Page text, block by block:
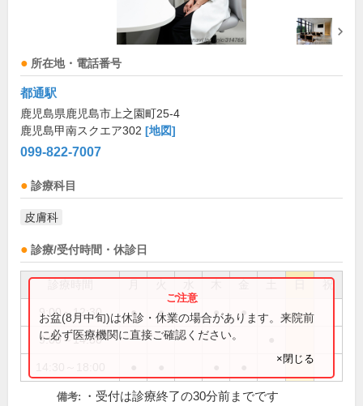
所在地・電話番号
都通駅
鹿児島県鹿児島市上之園町25-4
鹿児島甲南スクエア302 [地図]
099-822-7007
診療科目
皮膚科
診療/受付時間・休診日
祝
9:00～12:30 ● ● ● ●
9:00～14:30
お盆(8月中旬)は休診・休業の場合があります。来院前
に必ず医療機関に直接ご確認ください。
×閉じる
備考:
・受付は診療終了の30分前までです